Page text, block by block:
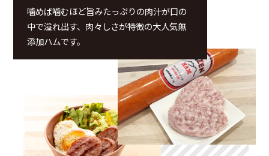
噛めば噛むほど旨みたっぷりの肉汁が口の
中で溢れ出す、肉々しさが特徴の大人気無
添加ハムです。